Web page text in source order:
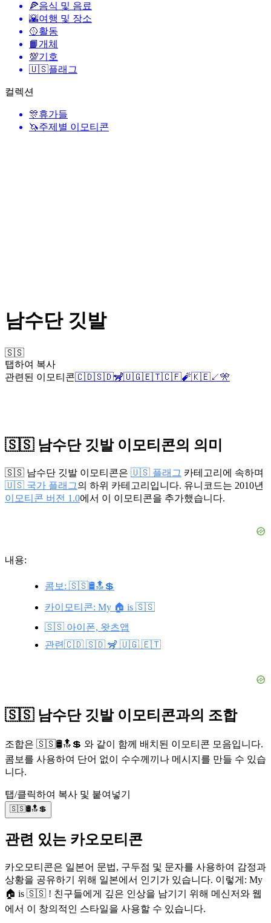
🍕음식 및 음료
🌇여행 및 장소
🥎활동
📙개체
💯기호
🇺🇸플래그
컬렉션
🎊휴가들
🦄주제별 이모티콘
남수단 깃발
🇸🇸
탭하여 복사
관련된 이모티콘🇨🇩🇸🇩🦨🇺🇬🇪🇹🇨🇫🧨🇰🇪↙️🎌
🇸🇸 남수단 깃발 이모티콘의 의미
🇸🇸 남수단 깃발 이모티콘은 🇺🇸 플래그 카테고리에 속하며
🇺🇸 국가 플래그의 하위 카테고리입니다. 유니코드는 2010년
이모티콘 버전 1.0에서 이 이모티콘을 추가했습니다.
내용:
콤보: 🇸🇸🛢️🔝💲
카이모티콘: My 🏠 is 🇸🇸
🇸🇸 아이폰, 왓츠앱
관련🇨🇩 🇸🇩 🦨 🇺🇬 🇪🇹
🇸🇸 남수단 깃발 이모티콘과의 조합
조합은 🇸🇸🛢️🔝💲 와 같이 함께 배치된 이모티콘 모음입니다.
콤보를 사용하여 단어 없이 수수께끼나 메시지를 만들 수 있습
니다.
탭/클릭하여 복사 및 붙여넣기
🇸🇸🛢️🔝💲
관련 있는 카오모티콘
카오모티콘은 일본어 문법, 구두점 및 문자를 사용하여 감정과
상황을 공유하기 위해 일본에서 인기가 있습니다. 이렇게: My
🏠 is 🇸🇸 ! 친구들에게 깊은 인상을 남기기 위해 메신저와 웹
에서 이 창의적인 스타일을 사용할 수 있습니다.